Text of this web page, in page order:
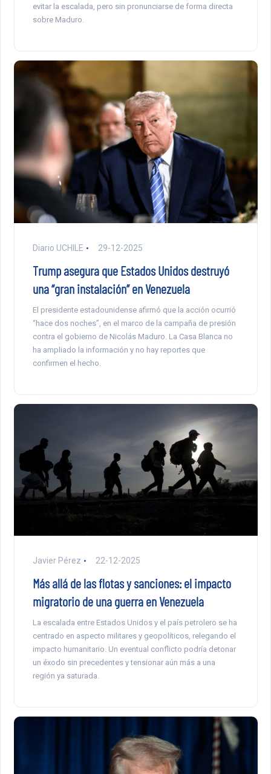
evitar la escalada, pero sin pronunciarse de forma directa
sobre Maduro.
Diario UCHILE 29-12-2025
Trump asegura que Estados Unidos destruyó
una “gran instalación” en Venezuela
El presidente estadounidense afirmó que la acción ocurrió
“hace dos noches”, en el marco de la campaña de presión
contra el gobierno de Nicolás Maduro. La Casa Blanca no
ha ampliado la información y no hay reportes que
confirmen el hecho.
Javier Pérez 22-12-2025
Más allá de las flotas y sanciones: el impacto
migratorio de una guerra en Venezuela
La escalada entre Estados Unidos y el país petrolero se ha
centrado en aspecto militares y geopolíticos, relegando el
impacto humanitario. Un eventual conflicto podría detonar
un éxodo sin precedentes y tensionar aún más a una
región ya saturada.